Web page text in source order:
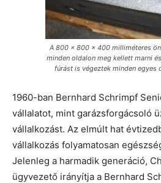
A 800 × 800 × 400 milliméteres
minden oldalon meg kellett marni
fúrást is végeztek minden egyes
1960-ban Bernhard Schrimpf
vállalatot, mint garázsforgácsoló
vállalkozást. Az elmúlt hat
vállalkozás folyamatosan
Jelenleg a harmadik generáció,
ügyvezető irányítja a Bernhard